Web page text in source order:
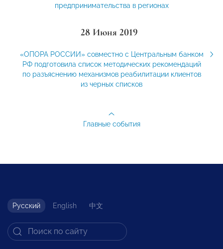
предпринимательства в регионах
28 Июня 2019
«ОПОРА РОССИИ» совместно с Центральным банком
РФ подготовила список методических рекомендаций
по разъяснению механизмов реабилитации клиентов
из черных списков
Главные события
Русский English 中文